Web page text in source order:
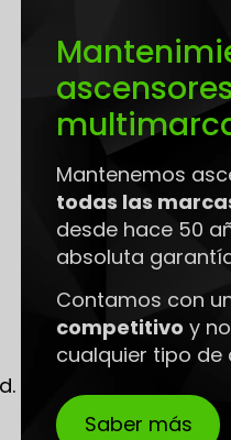
Mantenemos
todas las
desde hace 50
absoluta
Contamos con
competitivo y
cualquier tipo de
Saber más